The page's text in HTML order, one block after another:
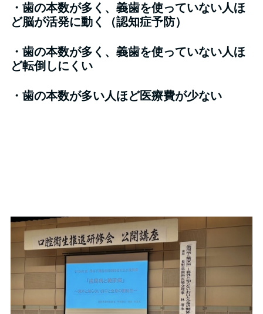
・歯の本数が多く、義歯を使っていない人ほ
ど脳が活発に動く（認知症予防）
・歯の本数が多く、義歯を使っていない人ほ
ど転倒しにくい
・歯の本数が多い人ほど医療費が少ない